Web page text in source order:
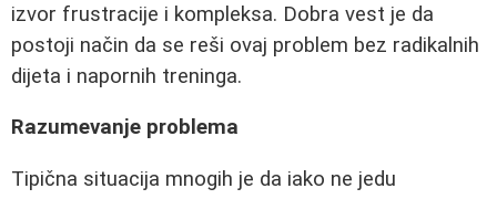
izvor frustracije i kompleksa. Dobra vest je da
postoji način da se reši ovaj problem bez radikalnih
dijeta i napornih treninga.
Razumevanje problema
Tipična situacija mnogih je da iako ne jedu